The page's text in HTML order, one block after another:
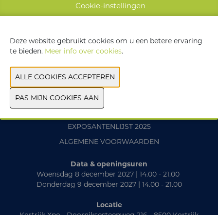
CONTACT
PRAKTISCH
EXPOSANTENLIJST 2025
ALGEMENE VOORWAARDEN
Data & openingsuren
Woensdag 8 december 2027 | 14.00 - 21.00
Donderdag 9 december 2027 | 14.00 - 21.00
Locatie
Cookie-instellingen
Deze website gebruikt cookies om u een betere ervaring
te bieden. Meer info over cookies.